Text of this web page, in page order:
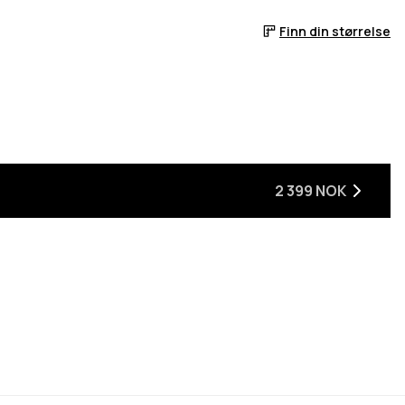
Finn din størrelse
2 399 NOK